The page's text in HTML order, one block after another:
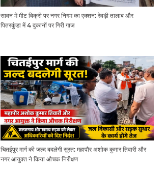
सावन में मीट बिक्री पर नगर निगम का एक्शन: रेवड़ी तालाब और
पितरकुंडा में 4 दुकानों पर गिरी गाज
चितईपुर मार्ग की जल्द बदलेगी सूरत: महापौर अशोक कुमार तिवारी और
नगर आयुक्त ने किया औचक निरीक्षण